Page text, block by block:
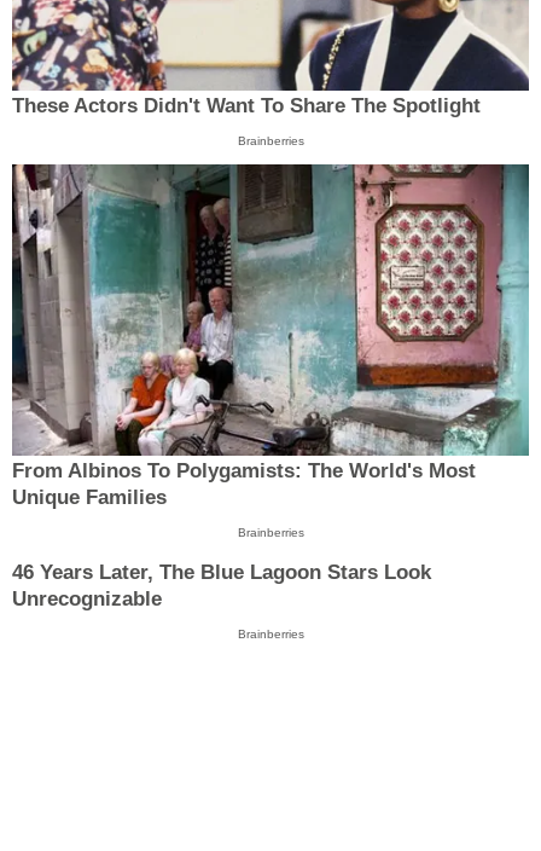
These Actors Didn't Want To Share The Spotlight
Brainberries
From Albinos To Polygamists: The World's Most
Unique Families
Brainberries
46 Years Later, The Blue Lagoon Stars Look
Unrecognizable
Brainberries